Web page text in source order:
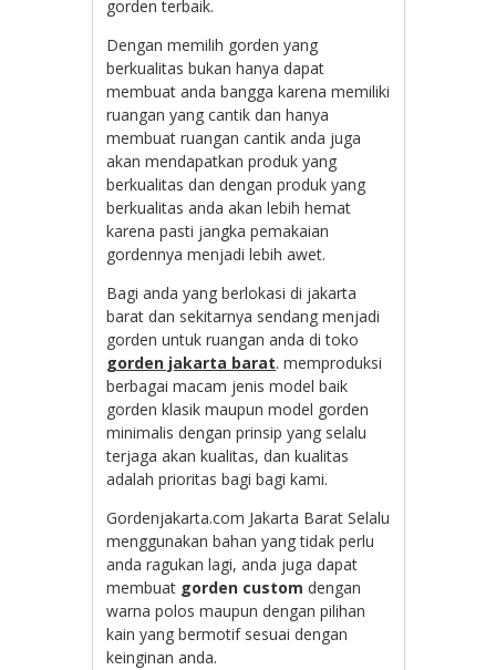
gorden terbaik.
Dengan memilih gorden yang
berkualitas bukan hanya dapat
membuat anda bangga karena memiliki
ruangan yang cantik dan hanya
membuat ruangan cantik anda juga
akan mendapatkan produk yang
berkualitas dan dengan produk yang
berkualitas anda akan lebih hemat
karena pasti jangka pemakaian
gordennya menjadi lebih awet.
Bagi anda yang berlokasi di jakarta
barat dan sekitarnya sendang menjadi
gorden untuk ruangan anda di toko
gorden jakarta barat. memproduksi
berbagai macam jenis model baik
gorden klasik maupun model gorden
minimalis dengan prinsip yang selalu
terjaga akan kualitas, dan kualitas
adalah prioritas bagi bagi kami.
Gordenjakarta.com Jakarta Barat Selalu
menggunakan bahan yang tidak perlu
anda ragukan lagi, anda juga dapat
membuat gorden custom dengan
warna polos maupun dengan pilihan
kain yang bermotif sesuai dengan
keinginan anda.